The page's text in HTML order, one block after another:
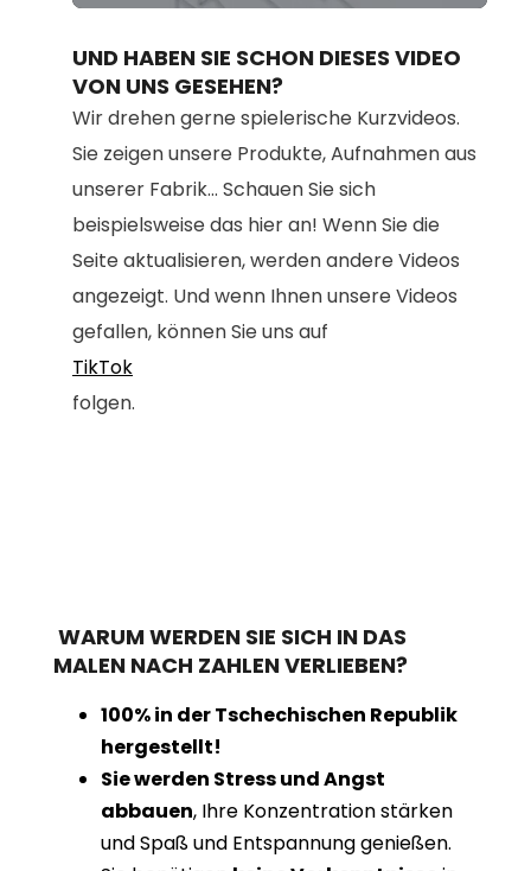
100.00%
UND HABEN SIE SCHON DIESES VIDEO
VON UNS GESEHEN?
Wir drehen gerne spielerische Kurzvideos.
Sie zeigen unsere Produkte, Aufnahmen aus
unserer Fabrik... Schauen Sie sich
beispielsweise das hier an! Wenn Sie die
Seite aktualisieren, werden andere Videos
angezeigt. Und wenn Ihnen unsere Videos
gefallen, können Sie uns auf
TikTok
folgen.
WARUM WERDEN SIE SICH IN DAS
MALEN NACH ZAHLEN VERLIEBEN?
100% in der Tschechischen Republik
hergestellt!
Sie werden Stress und Angst
abbauen, Ihre Konzentration stärken
und Spaß und Entspannung genießen.